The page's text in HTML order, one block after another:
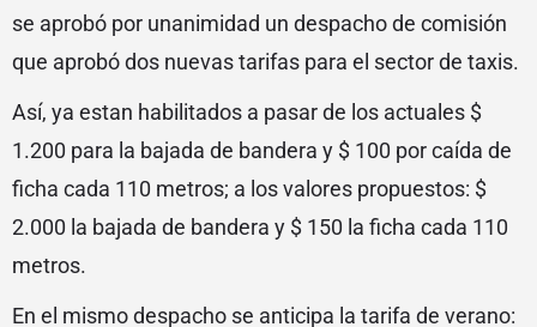
se aprobó por unanimidad un despacho de comisión
que aprobó dos nuevas tarifas para el sector de taxis.
Así, ya estan habilitados a pasar de los actuales $
1.200 para la bajada de bandera y $ 100 por caída de
ficha cada 110 metros; a los valores propuestos: $
2.000 la bajada de bandera y $ 150 la ficha cada 110
metros.
En el mismo despacho se anticipa la tarifa de verano: